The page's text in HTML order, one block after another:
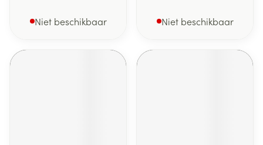
Niet beschikbaar Niet beschikbaar